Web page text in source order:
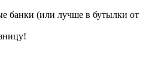
банки (или лучше в бутылки от